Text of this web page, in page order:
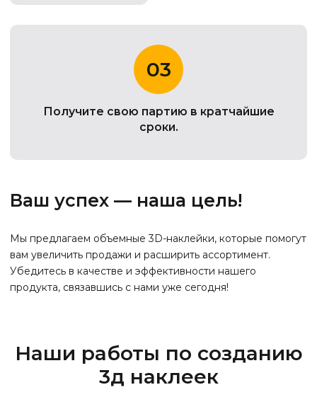
03
Получите свою партию в кратчайшие
сроки.
Ваш успех — наша цель!
Мы предлагаем объемные 3D-наклейки, которые помогут
вам увеличить продажи и расширить ассортимент.
Убедитесь в качестве и эффективности нашего
продукта, связавшись с нами уже сегодня!
Наши работы по созданию
3д наклеек